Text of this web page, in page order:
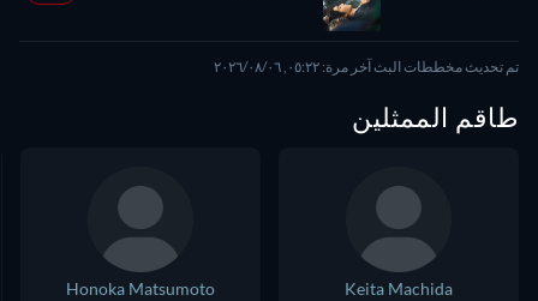
تم تحديث مخططات البث آخر مرة: ٠٥:٢٢, ٠٦‏/٠٨‏/٢٠٢٦
طاقم الممثلين
Keita Machida
Honoka Matsumoto